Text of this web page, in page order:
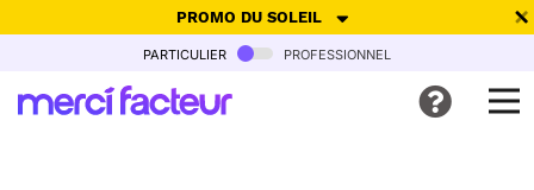
PROMO DU SOLEIL
-30% de réduction avec le code SUMMER26pour envoyer des
particulier professionnel